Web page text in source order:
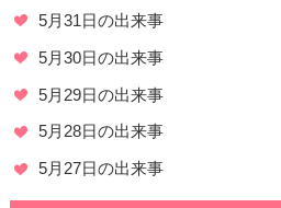
5月31日の出来事
5月30日の出来事
5月29日の出来事
5月28日の出来事
5月27日の出来事